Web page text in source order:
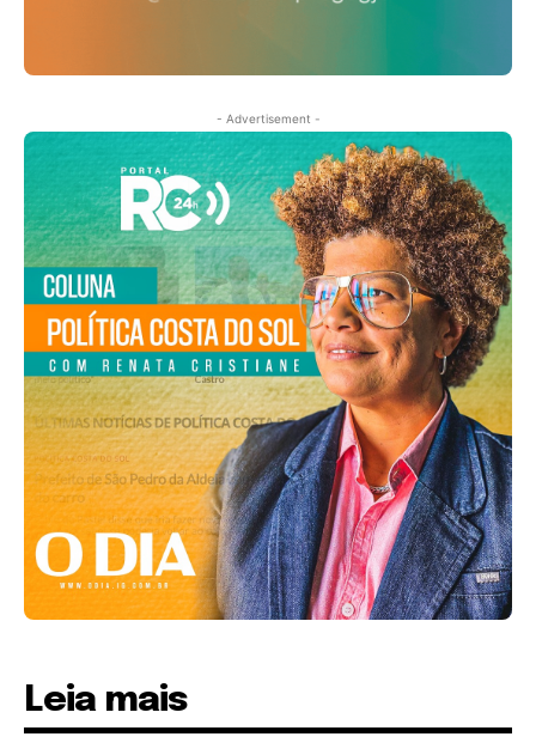
- Advertisement -
Leia mais